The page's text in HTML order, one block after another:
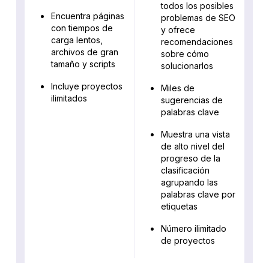
Encuentra páginas
con tiempos de
carga lentos,
archivos de gran
tamaño y scripts
Incluye proyectos
ilimitados
todos los posibles
problemas de SEO
y ofrece
recomendaciones
sobre cómo
solucionarlos
Miles de
sugerencias de
palabras clave
Muestra una vista
de alto nivel del
progreso de la
clasificación
agrupando las
palabras clave por
etiquetas
Número ilimitado
de proyectos